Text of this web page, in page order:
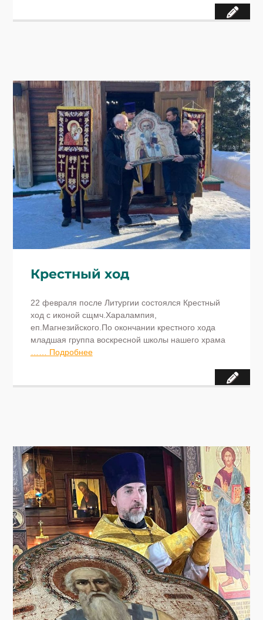
Крестный ход
22 февраля после Литургии состоялся Крестный
ход с иконой сщмч.Харалампия,
еп.Магнезийского.По окончании крестного хода
младшая группа воскресной школы нашего храма
…… Подробнее